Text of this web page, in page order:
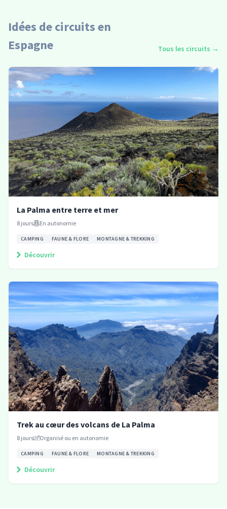
Idées de circuits en
Espagne
Tous les circuits →
La Palma entre terre et mer
8 jours En autonomie
CAMPING FAUNE & FLORE MONTAGNE & TREKKING
Découvrir
Trek au cœur des volcans de La Palma
8 jours Organisé ou en autonomie
CAMPING FAUNE & FLORE MONTAGNE & TREKKING
Découvrir